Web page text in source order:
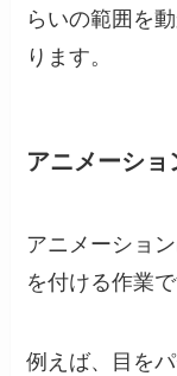
らいの範囲を
ります。
アニメーショ
アニメーショ
を付ける作業で
例えば、目を